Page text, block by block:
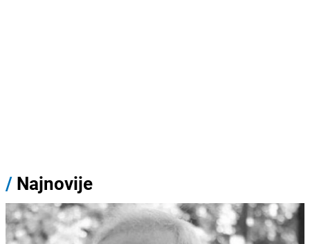
/ Najnovije